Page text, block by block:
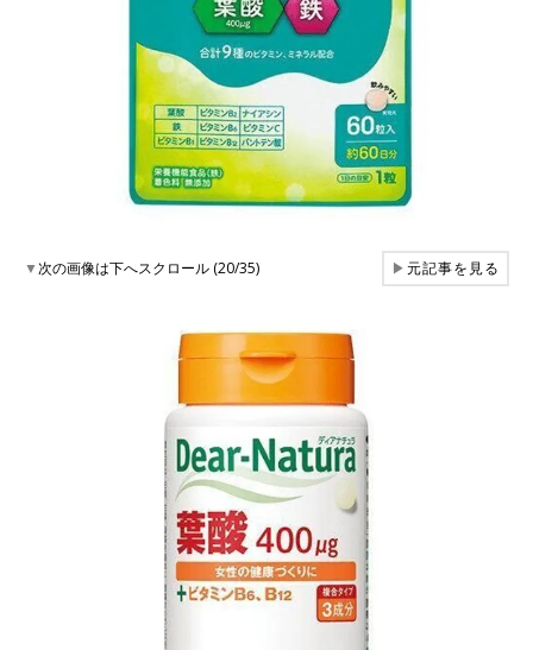
▼次の画像は下へスクロール (20/35) ▶元記事を見る